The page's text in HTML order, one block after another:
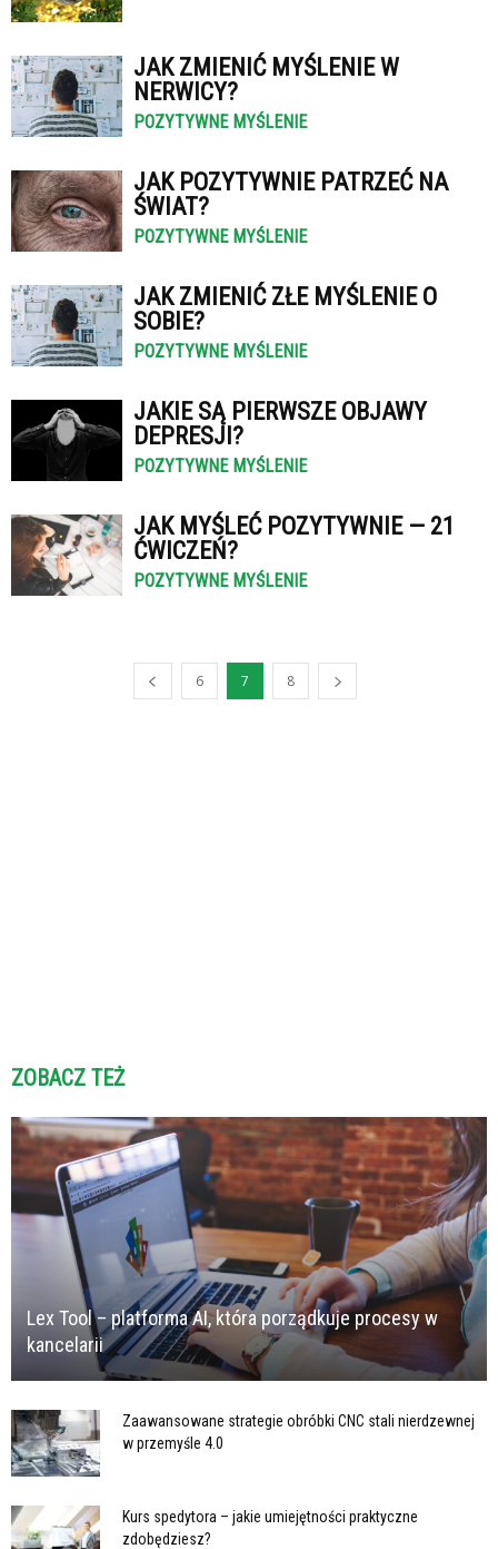
JAK ZMIENIĆ MYŚLENIE W
NERWICY?
POZYTYWNE MYŚLENIE
JAK POZYTYWNIE PATRZEĆ NA
ŚWIAT?
POZYTYWNE MYŚLENIE
JAK ZMIENIĆ ZŁE MYŚLENIE O
SOBIE?
POZYTYWNE MYŚLENIE
JAKIE SĄ PIERWSZE OBJAWY
DEPRESJI?
POZYTYWNE MYŚLENIE
JAK MYŚLEĆ POZYTYWNIE — 21
ĆWICZEŃ?
POZYTYWNE MYŚLENIE
6 7 8
ZOBACZ TEŻ
Lex Tool – platforma AI, która porządkuje procesy w
kancelarii
Zaawansowane strategie obróbki CNC stali nierdzewnej
w przemyśle 4.0
Kurs spedytora – jakie umiejętności praktyczne
zdobędziesz?